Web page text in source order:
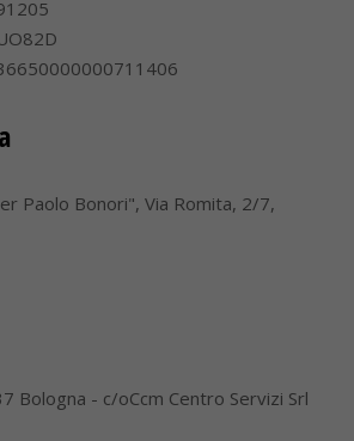
Paolo Bonori", Via Romita, 2/7,
Bologna - c/oCcm Centro Servizi Srl